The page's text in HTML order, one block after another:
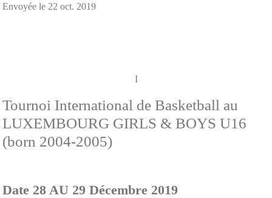
Envoyée le 22 oct. 2019
I
Tournoi International de Basketball au
LUXEMBOURG GIRLS & BOYS U16
(born 2004-2005)
Date 28 AU 29 Décembre 2019